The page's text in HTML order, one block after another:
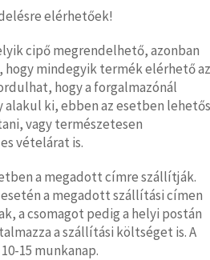
elérhetőek!
cipő megrendelhető, azonban
mindegyik termék elérhető az
hogy a forgalmazónál
ki, ebben az esetben
vagy természetesen
vételárat is.
a megadott címre szállítják.
a megadott szállítási címen
a csomagot pedig a helyi postán
a szállítási költséget is. A
15 munkanap.